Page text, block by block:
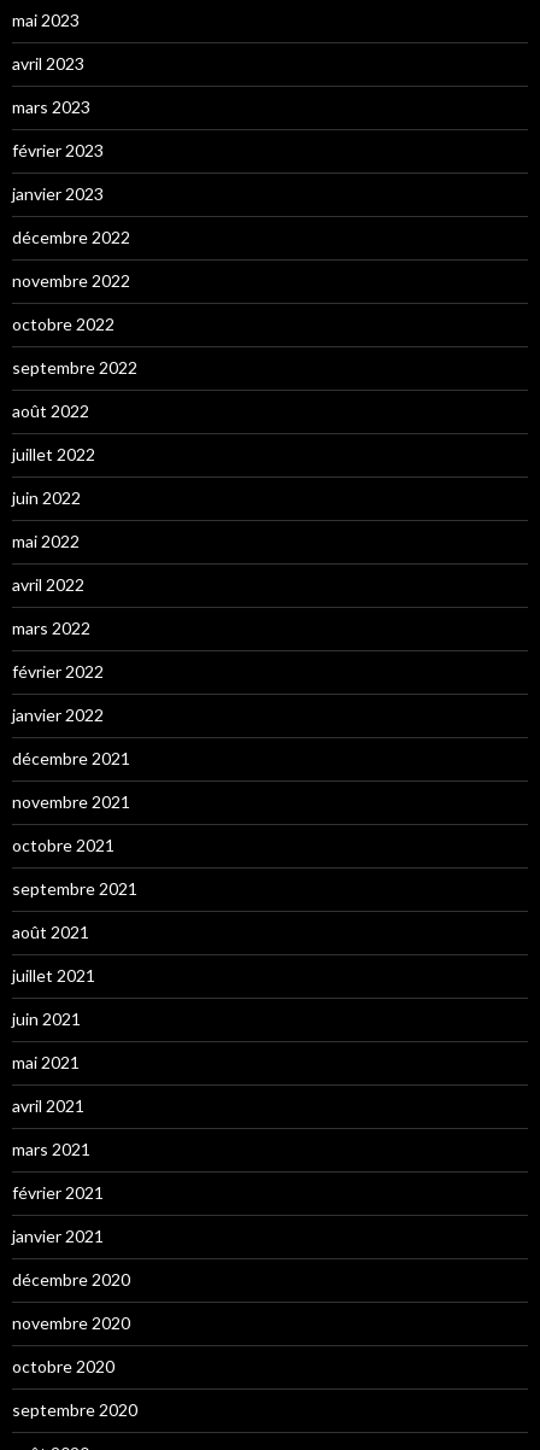
mai 2023
avril 2023
mars 2023
février 2023
janvier 2023
décembre 2022
novembre 2022
octobre 2022
septembre 2022
août 2022
juillet 2022
juin 2022
mai 2022
avril 2022
mars 2022
février 2022
janvier 2022
décembre 2021
novembre 2021
octobre 2021
septembre 2021
août 2021
juillet 2021
juin 2021
mai 2021
avril 2021
mars 2021
février 2021
janvier 2021
décembre 2020
novembre 2020
octobre 2020
septembre 2020